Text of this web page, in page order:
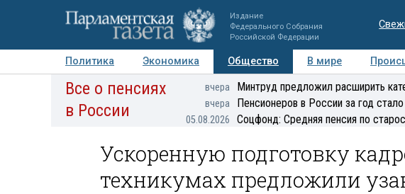
Издание
Федерального Собрания
Российской Федерации
Политика Экономика Общество В мире
Авторы Персоны Мнения Регионы Медиацентр
Все о пенсиях
в России
вчера Минтруд предложил расширить
вчера Пенсионеров в России за год
05.08.2026 Соцфонд: Средняя пенсия по
Ускоренную подготовку
техникумах предложили